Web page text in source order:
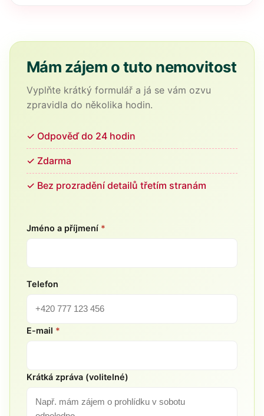
Mám zájem o tuto nemovitost
Vyplňte krátký formulář a já se vám ozvu
zpravidla do několika hodin.
✓ Odpověď do 24 hodin
✓ Zdarma
✓ Bez prozradění detailů třetím stranám
Jméno a příjmení *
Telefon
E-mail *
Krátká zpráva (volitelné)